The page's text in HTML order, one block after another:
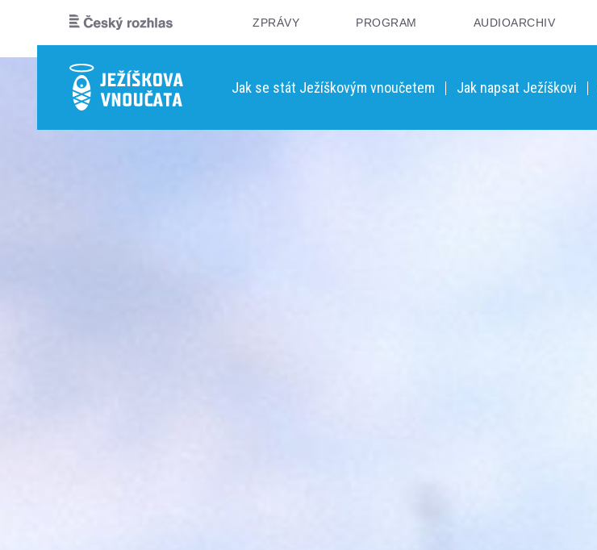
ZPRÁVY PROGRAM AUDIOARCHIV
Jak se stát Ježíškovým vnoučetem Jak napsat Ježíškovi